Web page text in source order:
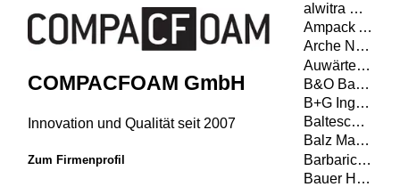
COMPACFOAM GmbH
Innovation und Qualität seit 2007
Zum Firmenprofil
alwitra GmbH
Ampack AG
Arche Naturhaus GmbH
Auwärter - Anhänger und Aufbauten GmbH Co. KG
B&O Bau GmbH
B+G Ingenieure Bollinger und Grohmann GmbH
Balteschwiler AG
Balz Maschinen AG
Barbaric GmbH
Bauer Holzbau GmbH